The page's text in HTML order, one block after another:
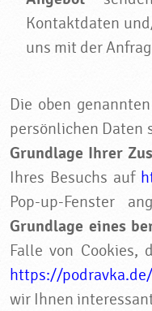
Kontaktdaten
uns mit der
Die oben
persönlichen Daten
Grundlage Ihrer
Ihres Besuchs auf
Pop-up-Fenster
Grundlage eines
Falle von Cookies,
https://podravka.de/
wir Ihnen